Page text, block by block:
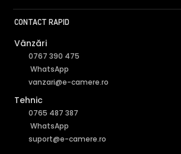
CONTACT RAPID
Vânzări
0767 390 475
WhatsApp
vanzari@e-camere.ro
Tehnic
0765 487 387
WhatsApp
suport@e-camere.ro